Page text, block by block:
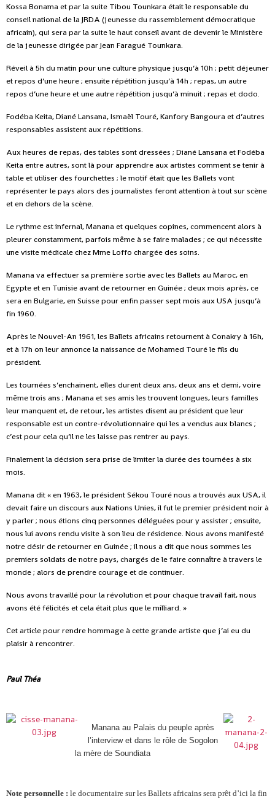
Kossa Bonama et par la suite Tibou Tounkara était le responsable du
conseil national de la JRDA (jeunesse du rassemblement démocratique
africain), qui sera par la suite le haut conseil avant de devenir le Ministère
de la jeunesse dirigée par Jean Faragué Tounkara.
Réveil à 5h du matin pour une culture physique jusqu’à 10h ; petit déjeuner
et repos d’une heure ; ensuite répétition jusqu’à 14h ; repas, un autre
repos d’une heure et une autre répétition jusqu’à minuit ; repas et dodo.
Fodéba Keita, Diané Lansana, Ismaël Touré, Kanfory Bangoura et d’autres
responsables assistent aux répétitions.
Aux heures de repas, des tables sont dressées ; Diané Lansana et Fodéba
Keita entre autres, sont là pour apprendre aux artistes comment se tenir à
table et utiliser des fourchettes ; le motif était que les Ballets vont
représenter le pays alors des journalistes feront attention à tout sur scène
et en dehors de la scène.
Le rythme est infernal, Manana et quelques copines, commencent alors à
pleurer constamment, parfois même à se faire malades ; ce qui nécessite
une visite médicale chez Mme Loffo chargée des soins.
Manana va effectuer sa première sortie avec les Ballets au Maroc, en
Egypte et en Tunisie avant de retourner en Guinée ; deux mois après, ce
sera en Bulgarie, en Suisse pour enfin passer sept mois aux USA jusqu’à
fin 1960.
Après le Nouvel-An 1961, les Ballets africains retournent à Conakry à 16h,
et à 17h on leur annonce la naissance de Mohamed Touré le fils du
président.
Les tournées s’enchainent, elles durent deux ans, deux ans et demi, voire
même trois ans ; Manana et ses amis les trouvent longues, leurs familles
leur manquent et, de retour, les artistes disent au président que leur
responsable est un contre-révolutionnaire qui les a vendus aux blancs ;
c’est pour cela qu’il ne les laisse pas rentrer au pays.
Finalement la décision sera prise de limiter la durée des tournées à six
mois.
Manana dit « en 1963, le président Sékou Touré nous a trouvés aux USA, il
devait faire un discours aux Nations Unies, il fut le premier président noir à
y parler ; nous étions cinq personnes déléguées pour y assister ; ensuite,
nous lui avons rendu visite à son lieu de résidence. Nous avons manifesté
notre désir de retourner en Guinée ; il nous a dit que nous sommes les
premiers soldats de notre pays, chargés de le faire connaître à travers le
monde ; alors de prendre courage et de continuer.
Nous avons travaillé pour la révolution et pour chaque travail fait, nous
avons été félicités et cela était plus que le milliard. »
Cet article pour rendre hommage à cette grande artiste que j’ai eu du
plaisir à rencontrer.
Paul Théa
Manana au Palais du peuple après
l’interview et dans le rôle de Sogolon
la mère de Soundiata
Note personnelle : le documentaire sur les Ballets africains sera prêt d’ici la fin